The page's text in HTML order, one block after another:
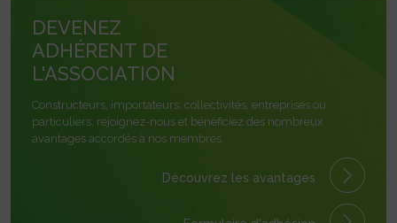
DEVENEZ
ADHÉRENT DE
L'ASSOCIATION
Constructeurs, importateurs, collectivités, entreprises ou
particuliers, rejoignez-nous et bénéficiez des nombreux
avantages accordés à nos membres.
Découvrez les avantages